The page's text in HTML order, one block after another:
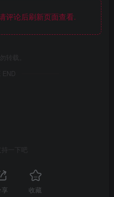
评论后刷新页面查看.
转载。
END
持一下吧
享 收藏